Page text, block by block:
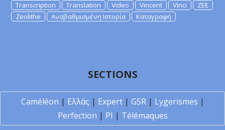
Transcription
Translation Video Vincent Vinci
ZEE
Zeolithe
Αναβαθμισμένη Ιστορία Καταγραφή
SECTIONS
Caméléon | Ελλάς | Expert| GSR| Lygerismes |
Perfection | PI | Télémaques